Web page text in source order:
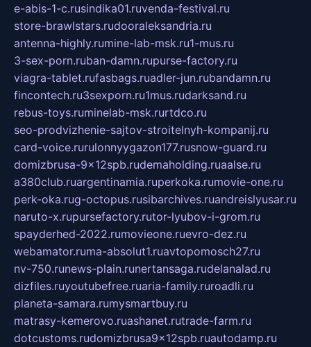
e-abis-1-c.rusindika01.ruvenda-festival.ru
store-brawlstars.rudooraleksandria.ru
antenna-highly.rumine-lab-msk.ru1-mus.ru
3-sex-porn.ruban-damn.rupurse-factory.ru
viagra-tablet.rufasbags.ruadler-jun.rubandamn.ru
fincontech.ru3sexporn.ru1mus.rudarksand.ru
rebus-toys.ruminelab-msk.rurtdco.ru
seo-prodvizhenie-sajtov-stroitelnyh-kompanij.ru
card-voice.rurulonnyygazon177.rusnow-guard.ru
domizbrusa-9x12spb.rudemaholding.ruaalse.ru
a380club.ruargentinamia.ruperkoka.rumovie-one.ru
perk-oka.rug-octopus.rusibarchives.ruandreislyusar.ru
naruto-x.rupursefactory.rutor-lyubov-i-grom.ru
spayderhed-2022.rumovieone.ruevro-dez.ru
webamator.ruma-absolut1.ruavtopomosch27.ru
nv-750.runews-plain.runertansaga.rudelanalad.ru
dizfiles.ruyoutubefree.ruaria-family.ruroadli.ru
planeta-samara.rumysmartbuy.ru
matrasy-kemerovo.ruashanet.rutrade-farm.ru
dotcustoms.rudomizbrusa9x12spb.ruautodamp.ru